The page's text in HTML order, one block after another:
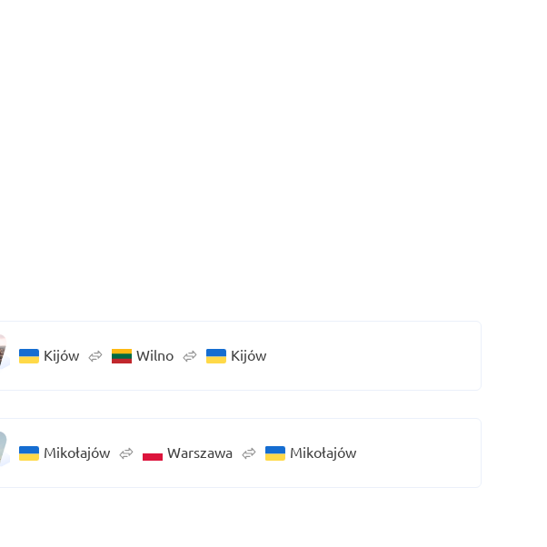
Kijów Wilno Kijów
Mikołajów Warszawa Mikołajów